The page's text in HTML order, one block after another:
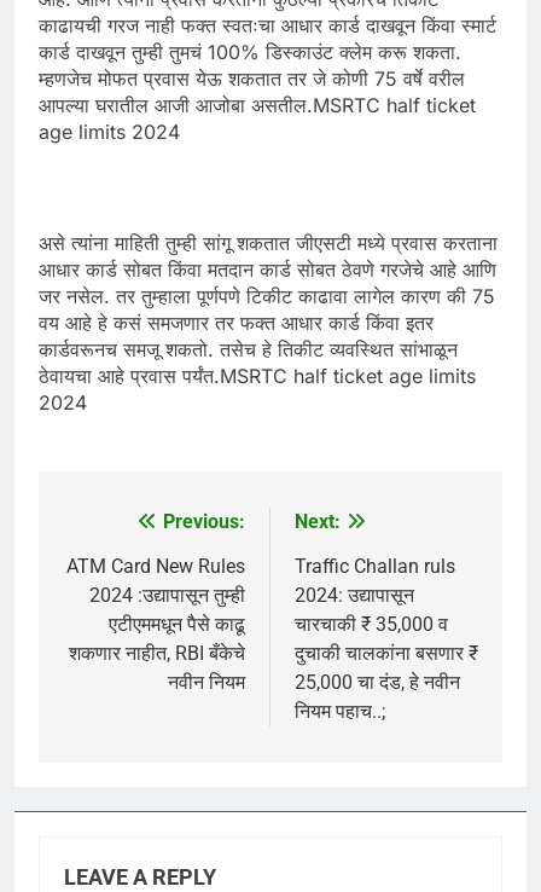
काढायची गरज नाही फक्त स्वतःचा आधार कार्ड दाखवून किंवा स्मार्ट
कार्ड दाखवून तुम्ही तुमचं 100% डिस्काउंट क्लेम करू शकता.
म्हणजेच मोफत प्रवास येऊ शकतात तर जे कोणी 75 वर्षे वरील
आपल्या घरातील आजी आजोबा असतील.MSRTC half ticket
age limits 2024
असे त्यांना माहिती तुम्ही सांगू शकतात जीएसटी मध्ये प्रवास करताना
आधार कार्ड सोबत किंवा मतदान कार्ड सोबत ठेवणे गरजेचे आहे आणि
जर नसेल. तर तुम्हाला पूर्णपणे टिकीट काढावा लागेल कारण की 75
वय आहे हे कसं समजणार तर फक्त आधार कार्ड किंवा इतर
कार्डवरूनच समजू शकतो. तसेच हे तिकीट व्यवस्थित सांभाळून
ठेवायचा आहे प्रवास पर्यंत.MSRTC half ticket age limits
2024
navigation
Previous:
ATM Card New Rules
2024 :उद्यापासून तुम्ही
एटीएममधून पैसे काढू
शकणार नाहीत, RBI बँकेचे
नवीन नियम
Next:
Traffic Challan ruls
2024: उद्यापासून
चारचाकी ₹ 35,000 व
दुचाकी चालकांना बसणार ₹
25,000 चा दंड, हे नवीन
नियम पहाच..;
LEAVE A REPLY